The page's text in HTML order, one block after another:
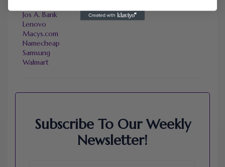
Jos A. Bank
Lenovo
Macys.com
Namecheap
Samsung
Walmart
Subscribe To Our Weekly
Newsletter!